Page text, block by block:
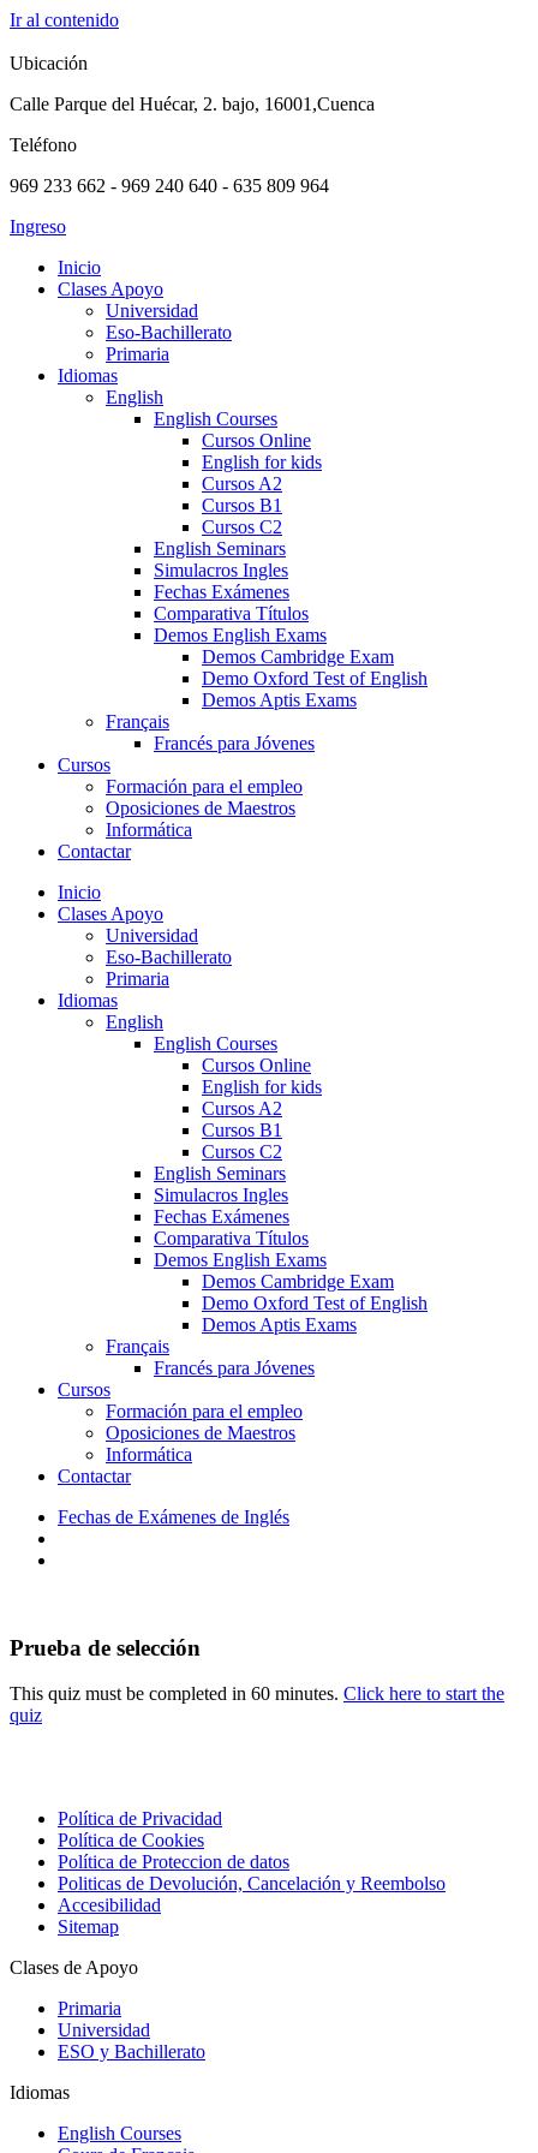
Ir al contenido
Ubicación
Calle Parque del Huécar, 2. bajo, 16001,Cuenca
Teléfono
969 233 662 - 969 240 640 - 635 809 964
Ingreso
Inicio
Clases Apoyo
Universidad
Eso-Bachillerato
Primaria
Idiomas
English
English Courses
Cursos Online
English for kids
Cursos A2
Cursos B1
Cursos C2
English Seminars
Simulacros Ingles
Fechas Exámenes
Comparativa Títulos
Demos English Exams
Demos Cambridge Exam
Demo Oxford Test of English
Demos Aptis Exams
Français
Francés para Jóvenes
Cursos
Formación para el empleo
Oposiciones de Maestros
Informática
Contactar
Inicio
Clases Apoyo
Universidad
Eso-Bachillerato
Primaria
Idiomas
English
English Courses
Cursos Online
English for kids
Cursos A2
Cursos B1
Cursos C2
English Seminars
Simulacros Ingles
Fechas Exámenes
Comparativa Títulos
Demos English Exams
Demos Cambridge Exam
Demo Oxford Test of English
Demos Aptis Exams
Français
Francés para Jóvenes
Cursos
Formación para el empleo
Oposiciones de Maestros
Informática
Contactar
Fechas de Exámenes de Inglés
Prueba de selección
This quiz must be completed in 60 minutes. Click here to start the
quiz
Política de Privacidad
Política de Cookies
Política de Proteccion de datos
Politicas de Devolución, Cancelación y Reembolso
Accesibilidad
Sitemap
Clases de Apoyo
Primaria
Universidad
ESO y Bachillerato
Idiomas
English Courses